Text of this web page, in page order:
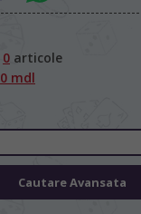
0 articole
0 mdl
Cautare Avansata